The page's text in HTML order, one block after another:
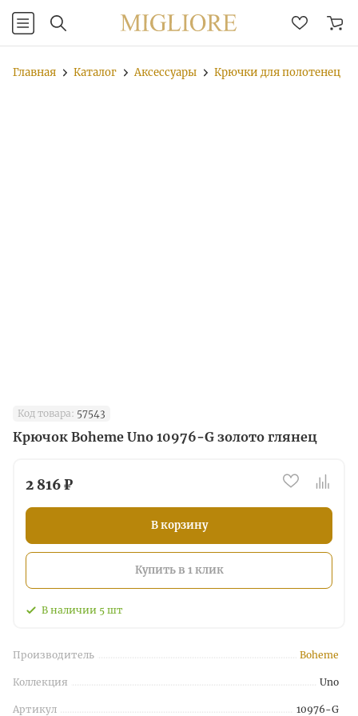
Главная Каталог Аксессуары Крючки для полотенец
Код товара: 57543
Крючок Boheme Uno 10976-G золото глянец
2 816 ₽
В корзину
Купить в 1 клик
В наличии 5 шт
Производитель Boheme
Коллекция Uno
Артикул 10976-G